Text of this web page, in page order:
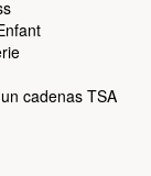
cadenas TSA